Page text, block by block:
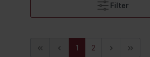
Filter
1 2